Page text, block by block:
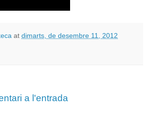
at dimarts, de desembre 11, 2012
a l'entrada